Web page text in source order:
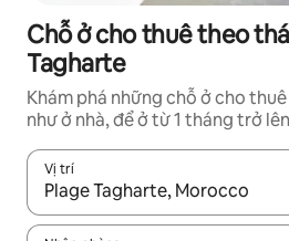
Chỗ ở cho thuê theo
Tagharte
Khám phá những chỗ ở cho
như ở nhà, để ở từ 1 tháng trở
Vị trí
Khi có kết quả, hãy điều hướng